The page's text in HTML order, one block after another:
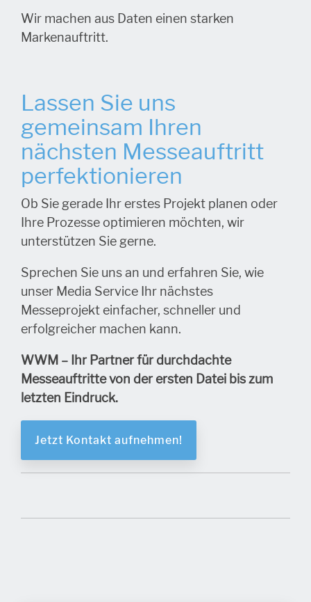
Wir machen aus Daten einen starken
Markenauftritt.
Lassen Sie uns
gemeinsam Ihren
nächsten Messeauftritt
perfektionieren
Ob Sie gerade Ihr erstes Projekt planen oder
Ihre Prozesse optimieren möchten, wir
unterstützen Sie gerne.
Sprechen Sie uns an und erfahren Sie, wie
unser Media Service Ihr nächstes
Messeprojekt einfacher, schneller und
erfolgreicher machen kann.
WWM – Ihr Partner für durchdachte
Messeauftritte von der ersten Datei bis zum
letzten Eindruck.
Jetzt Kontakt aufnehmen!